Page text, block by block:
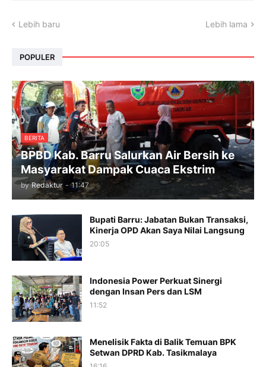
Lebih baru Lebih lama
POPULER
BERITA
BPBD Kab. Barru Salurkan Air Bersih ke
Masyarakat Dampak Cuaca Ekstrim
by Redaktur - 11:47
Bupati Barru: Jabatan Bukan Transaksi,
Kinerja OPD Akan Saya Nilai Langsung
20:05
Indonesia Power Perkuat Sinergi
dengan Insan Pers dan LSM
11:52
Menelisik Fakta di Balik Temuan BPK
Setwan DPRD Kab. Tasikmalaya